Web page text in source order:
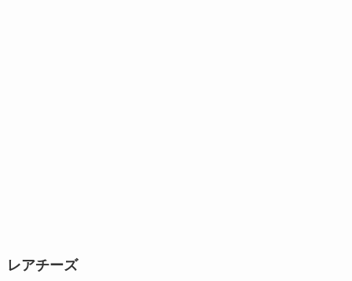
レアチーズ